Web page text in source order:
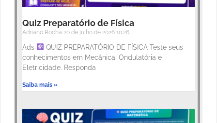
Quiz Preparatório de Física
Adriano Rocha 20 de julho de 2026 10:26
Ads
QUIZ PREPARATÓRIO DE FÍSICA Teste seus
conhecimentos em Mecânica, Ondulatória e
Eletricidade. Responda
Saiba mais »